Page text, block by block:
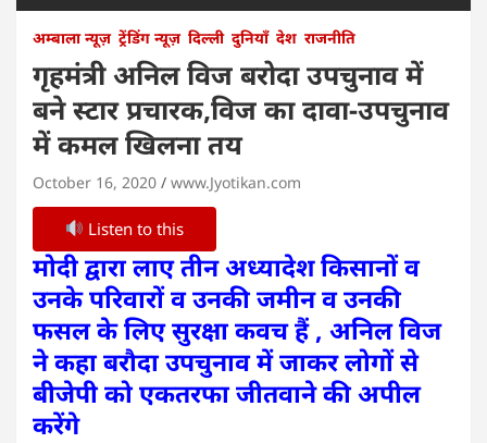
अम्बाला न्यूज़ ट्रेंडिंग न्यूज़ दिल्ली दुनियाँ देश राजनीति
गृहमंत्री अनिल विज बरोदा उपचुनाव में
बने स्टार प्रचारक,विज का दावा-उपचुनाव
में कमल खिलना तय
October 16, 2020 www.Jyotikan.com
Listen to this
मोदी द्वारा लाए तीन अध्यादेश किसानों व
उनके परिवारों व उनकी जमीन व उनकी
फसल के लिए सुरक्षा कवच हैं , अनिल विज
ने कहा बरौदा उपचुनाव में जाकर लोगों से
बीजेपी को एकतरफा जीतवाने की अपील
करेंगे